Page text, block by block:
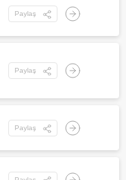
Paylaş
Paylaş
Paylaş